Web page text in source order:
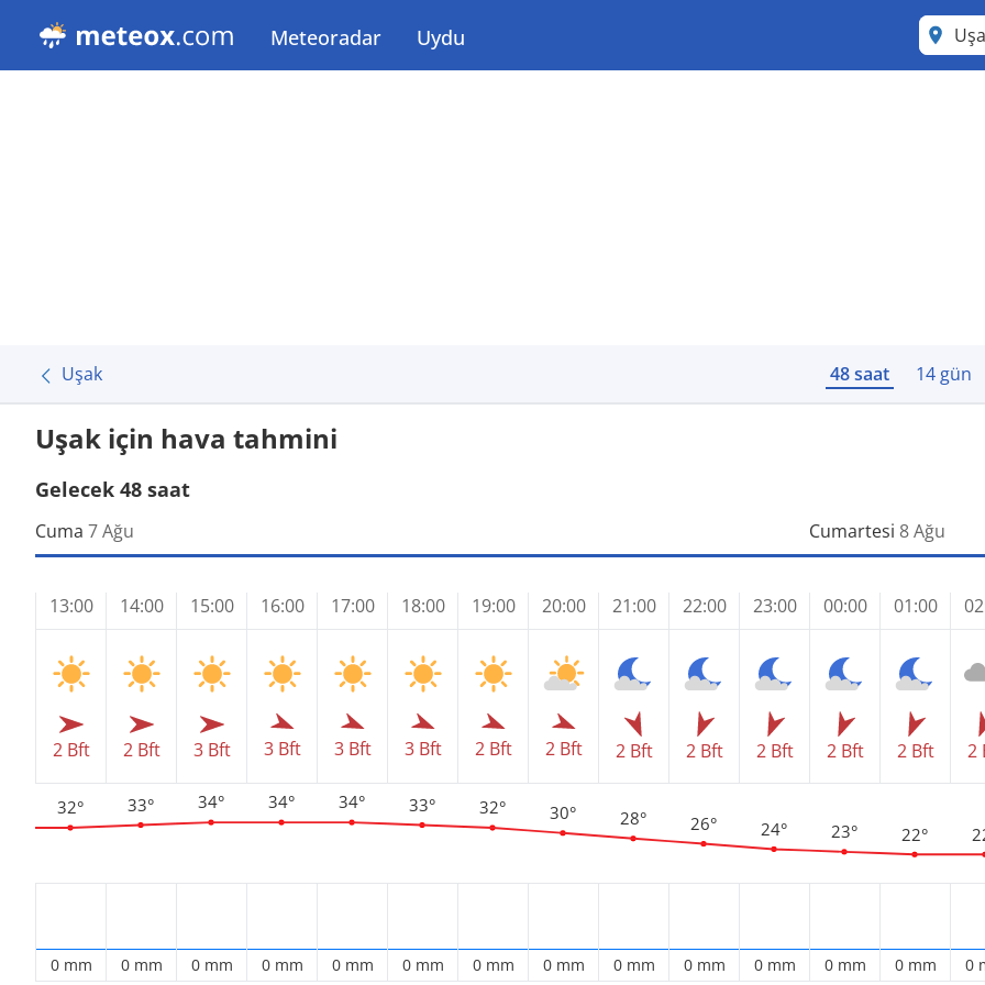
Meteoradar Uydu
Uşak 48 saat 14 gün
Uşak için hava tahmini
Gelecek 48 saat
Cuma 7 Ağu
13:00
2 Bft
32°
0 mm
14:00
2 Bft
33°
0 mm
15:00
3 Bft
34°
0 mm
16:00
3 Bft
34°
0 mm
17:00
3 Bft
34°
0 mm
18:00
3 Bft
33°
0 mm
19:00
2 Bft
32°
0 mm
20:00
2 Bft
30°
0 mm
21:00
2 Bft
28°
0 mm
22:00
2 Bft
26°
0 mm
23:00
2 Bft
24°
0 mm
Cumartesi 8 Ağu
00:00
2 Bft
23°
0 mm
01:00
2 Bft
22°
0 mm
2
0